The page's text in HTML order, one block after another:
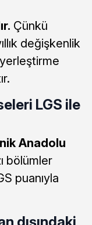
Çünkü
değişkenlik
LGS ile
Anadolu
bölümler
puanıyla